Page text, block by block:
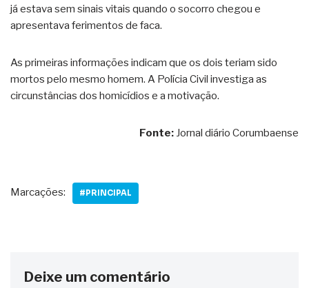
já estava sem sinais vitais quando o socorro chegou e
apresentava ferimentos de faca.
As primeiras informações indicam que os dois teriam sido
mortos pelo mesmo homem. A Polícia Civil investiga as
circunstâncias dos homicídios e a motivação.
Fonte: Jornal diário Corumbaense
Marcações: #PRINCIPAL
Deixe um comentário